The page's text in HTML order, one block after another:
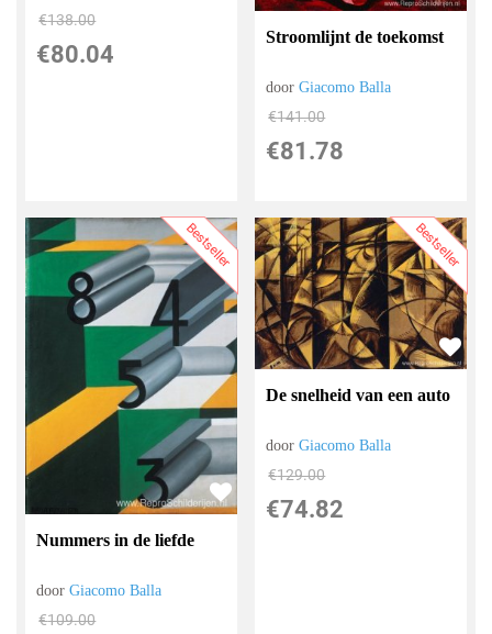
€138.00
€80.04
Stroomlijnt de toekomst
doorGiacomo Balla
€141.00
€81.78
Bestseller
Nummers in de liefde
doorGiacomo Balla
€109.00
Bestseller
De snelheid van een auto
doorGiacomo Balla
€129.00
€74.82